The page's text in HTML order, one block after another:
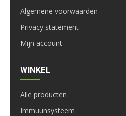
Algemene voorwaarden
Privacy statement
Mijn account
WINKEL
Alle producten
Immuunsysteem